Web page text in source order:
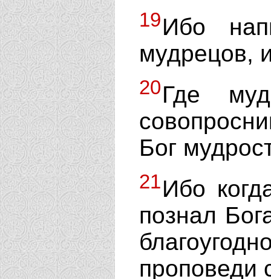
19Ибо
мудрецов,
20Где
Бог
21Ибо
познал
проповеди